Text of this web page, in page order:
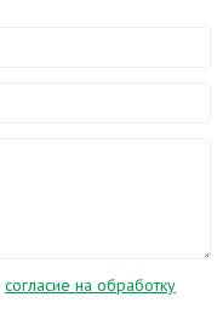
согласие на обработку